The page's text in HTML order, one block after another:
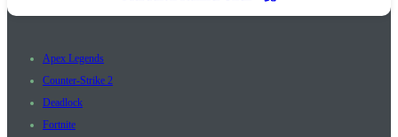
Apex Legends
Counter-Strike 2
Deadlock
Fortnite